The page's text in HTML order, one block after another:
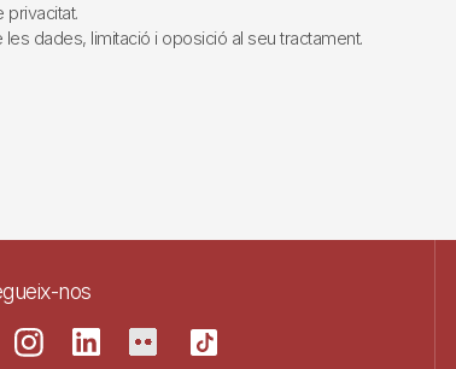
privacitat.
dades, limitació i oposició al seu tractament.
nos